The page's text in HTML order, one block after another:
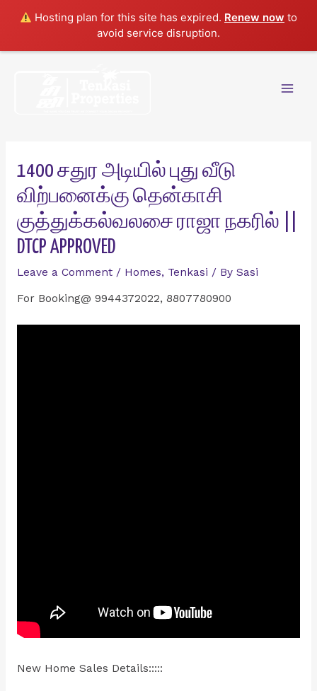
Hosting plan for this site has expired. Renew now to
avoid service disruption.
1400 சதுர அடியில் புது வீடு
விற்பனைக்கு தென்காசி
குத்துக்கல்வலசை ராஜா நகரில் ||
DTCP APPROVED
Leave a Comment / Homes, Tenkasi / By Sasi
For Booking@ 9944372022, 8807780900
New Home Sales Details:::::